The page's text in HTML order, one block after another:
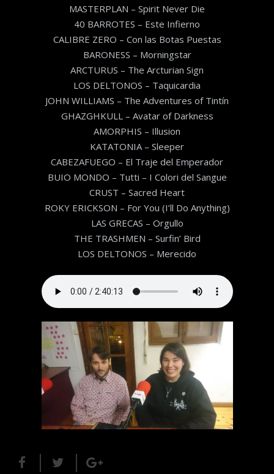
MASTERPLAN – Spirit Never Die
40 BARROTES – Este Infierno
CALIBRE ZERO – Con las Botas Puestas
BARONESS – Morningstar
ARCTURUS – The Arcturian Sign
LOS DELTONOS – Taquicardia
JOHN WILLIAMS – The Adventures of Tintín
GHAZGHKULL – Avatar of Darkness
AMORPHIS – Illusion
KATATONIA – Sleeper
CABEZAFUEGO – El Traje del Emperador
BUIO MONDO – Tutti – I Colori del Sangue
CRUST – Sacred Heart
ROKY ERICKSON – For You (I’ll Do Anything)
LAS GRECAS – Orgullo
THE TRASHMEN – Surfin’ Bird
LOS DELTONOS – Merecido